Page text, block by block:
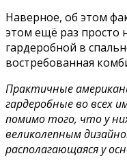
Наверное, об этом
этом ещё раз просто
гардеробной в
востребованная
Практичные
гардеробные во всех
помимо того, что у
великолепным
располагающаяся у